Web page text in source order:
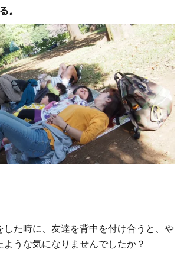
。
した時に、友達を背中を付け合うと、や
うな気になりませんでしたか？